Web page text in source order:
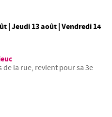
| Jeudi 13 août | Vendredi 14
de la rue, revient pour sa 3e